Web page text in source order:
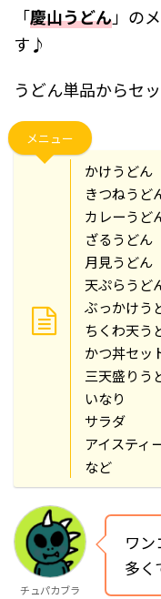
「慶山うどん」の
す♪
うどん単品からセ
メニュー
かけう
きつね
カレー
ざるう
月見う
天ぷら
ぶっか
ちくわ
かつ丼
三天盛り
いな
サラ
アイス
など
チュパカブラ
ワ
多